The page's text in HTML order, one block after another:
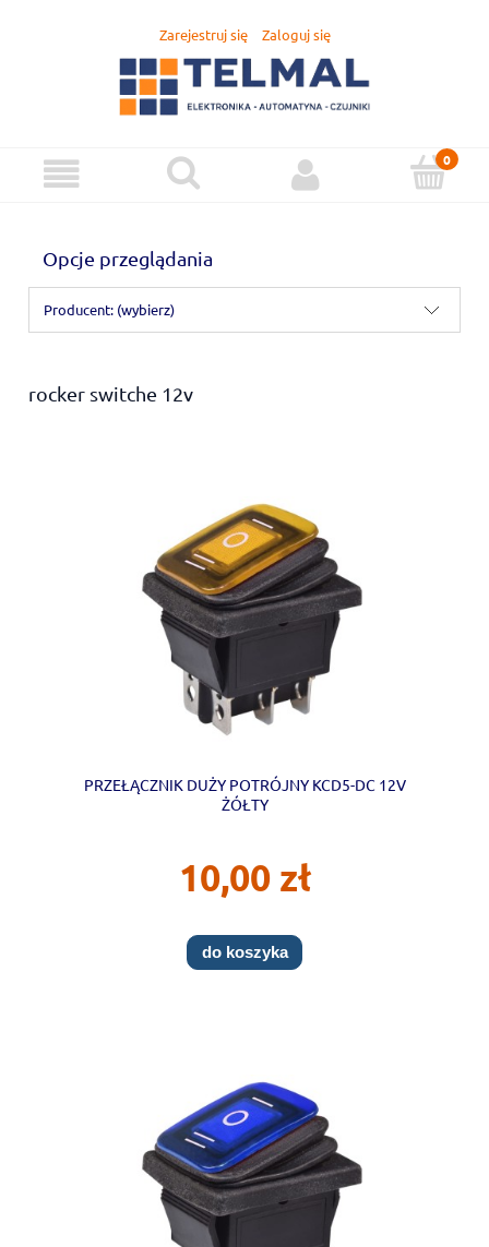
Zarejestruj się Zaloguj się
Opcje przeglądania
Producent: (wybierz)
rocker switche 12v
PRZEŁĄCZNIK DUŻY POTRÓJNY KCD5-DC 12V
ŻÓŁTY
10,00 zł
do koszyka